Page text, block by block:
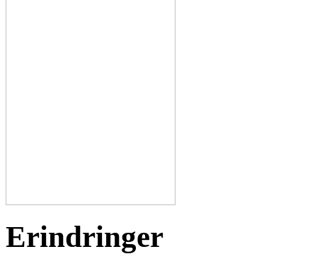
Erindringer